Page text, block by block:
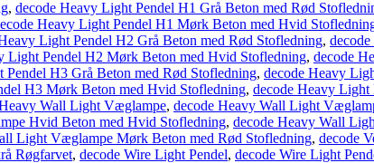
, decode Heavy Light Pendel H1 Grå Beton med Rød
Heavy Light Pendel H1 Mørk Beton med Hvid
Light Pendel H2 Grå Beton med Rød Stofledning,
Light Pendel H2 Mørk Beton med Hvid Stofledning, decode
Pendel H3 Grå Beton med Rød Stofledning, decode Heavy
H3 Mørk Beton med Hvid Stofledning, decode Heavy
Wall Light Væglampe, decode Heavy Wall Light
Hvid Beton med Hvid Stofledning, decode Heavy Wall
Light Væglampe Mørk Beton med Rød Stofledning, decode
Røgfarvet, decode Wire Light Pendel, decode Wire Light